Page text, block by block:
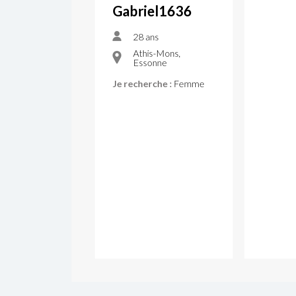
Gabriel1636
28 ans
Athis-Mons,
Essonne
Je recherche : Femme